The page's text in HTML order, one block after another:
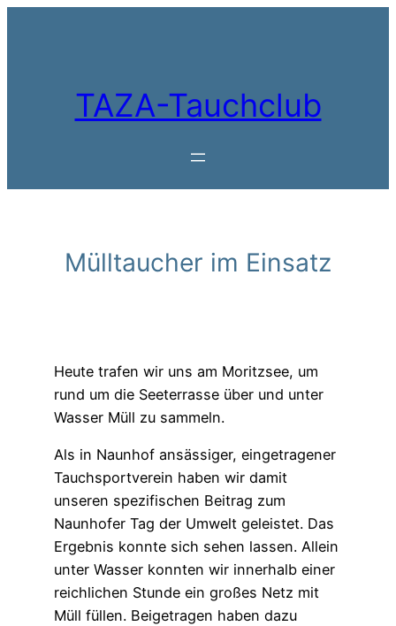
TAZA-Tauchclub
Mülltaucher im Einsatz
Heute trafen wir uns am Moritzsee, um
rund um die Seeterrasse über und unter
Wasser Müll zu sammeln.
Als in Naunhof ansässiger, eingetragener
Tauchsportverein haben wir damit
unseren spezifischen Beitrag zum
Naunhofer Tag der Umwelt geleistet. Das
Ergebnis konnte sich sehen lassen. Allein
unter Wasser konnten wir innerhalb einer
reichlichen Stunde ein großes Netz mit
Müll füllen. Beigetragen haben dazu